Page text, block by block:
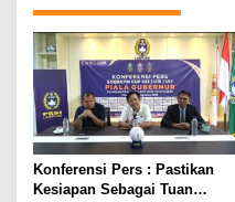
Konferensi Pers : Pastikan
Kesiapan Sebagai Tuan